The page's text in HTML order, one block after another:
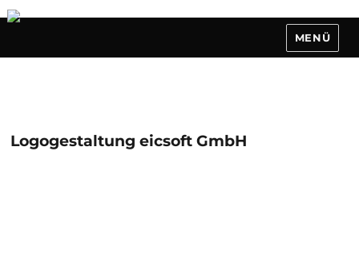
MENÜ
Logogestaltung eicsoft GmbH